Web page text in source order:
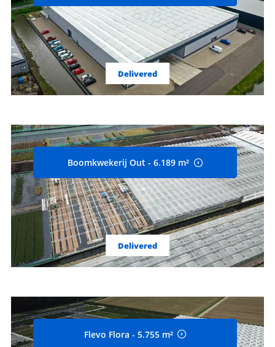
Delivered
Boomkwekerij Out - 6.189 m²
Delivered
Flevo Flora - 5.755 m²